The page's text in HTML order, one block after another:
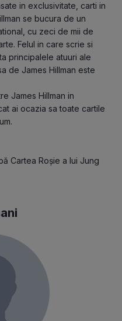
in exclusivitate, carti in
se bucura de un
cu zeci de mii de
Felul in care scrie si
principalele atuuri ale
de James Hillman este
James Hillman in
ai ocazia sa toate cartile
Cartea Roşie a lui Jung